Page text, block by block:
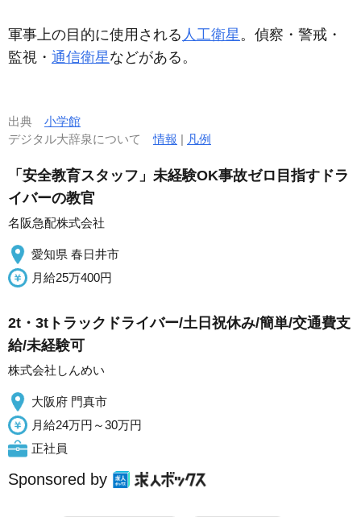
軍事上の目的に使用される 人工衛星。偵察・警戒・
監視・ 通信衛星などがある。
出典 小学館
デジタル大辞泉について情報 | 凡例
「安全教育スタッフ」未経験OK事故ゼロ目指すドラ
イバーの教官
名阪急配株式会社
愛知県 春日井市
月給25万400円
2t・3tトラックドライバー/土日祝休み/簡単/交通費支
給/未経験可
株式会社しんめい
大阪府 門真市
月給24万円～30万円
正社員
Sponsored by